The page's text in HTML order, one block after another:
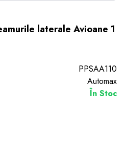
laterale Avioane 1
PPSAA110
Automax
În Stoc